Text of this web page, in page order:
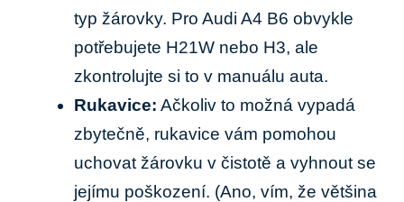
typ žárovky. Pro Audi A4 B6 obvykle
potřebujete H21W nebo H3, ale
zkontrolujte si to v manuálu auta.
Rukavice: Ačkoliv to možná vypadá
zbytečně, rukavice vám pomohou
uchovat žárovku v čistotě a vyhnout se
jejímu poškození. (Ano, vím, že většina